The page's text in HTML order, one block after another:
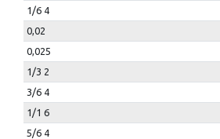
1/6 4
0,02
0,025
1/3 2
3/6 4
1/1 6
5/6 4